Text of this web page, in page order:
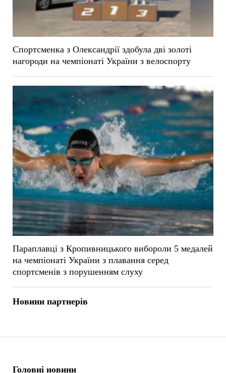
Головні новини
Спортсменка з Олександрії здобула дві золоті
нагороди на чемпіонаті України з велоспорту
Параплавці з Кропивницького вибороли 5 медалей
на чемпіонаті України з плавання серед
спортсменів з порушенням слуху
Новини партнерів